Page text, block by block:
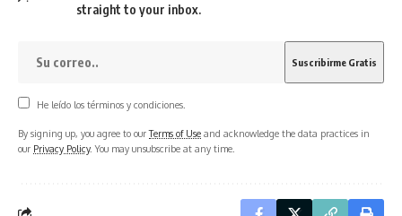
straight to your inbox.
He leído los términos y condiciones.
By signing up, you agree to ourTerms of Use and acknowledge the data practices in
our Privacy Policy. You may unsubscribe at any time.